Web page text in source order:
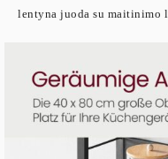
lentyna juoda su maitinimo